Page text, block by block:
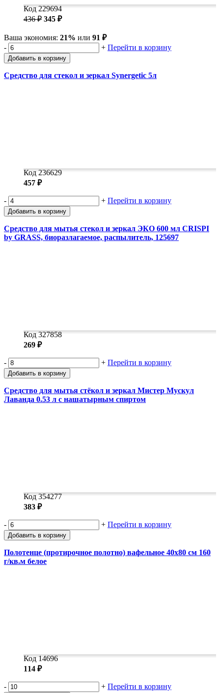
Код 229694
436 ₽ 345 ₽
Ваша экономия: 21% или 91 ₽
-
+ Перейти в корзину
Добавить в корзину
Средство для стекол и зеркал Synergetic 5л
Код 236629
457 ₽
- + Перейти в корзину
Добавить в корзину
Средство для мытья стекол и зеркал ЭКО 600 мл CRISPI
by GRASS, биоразлагаемое, распылитель, 125697
Код 327858
269 ₽
- + Перейти в корзину
Добавить в корзину
Средство для мытья стёкол и зеркал Мистер Мускул
Лаванда 0.53 л с нашатырным спиртом
Код 354277
383 ₽
- + Перейти в корзину
Добавить в корзину
Полотенце (протирочное полотно) вафельное 40x80 см 160
г/кв.м белое
Код 14696
114 ₽
- + Перейти в корзину